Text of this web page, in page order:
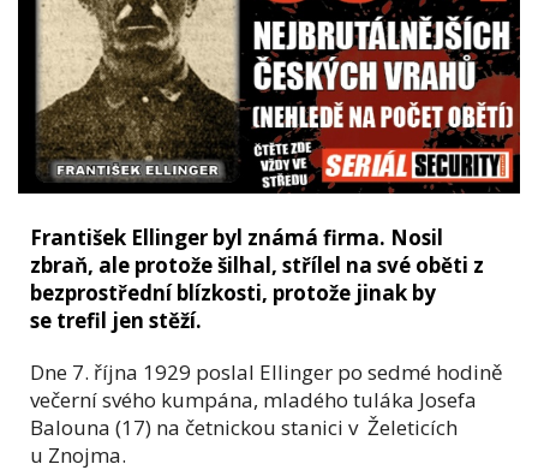
František Ellinger byl známá firma. Nosil
zbraň, ale protože šilhal, střílel na své oběti z
bezprostřední blízkosti, protože jinak by
se trefil jen stěží.
Dne 7. října 1929 poslal Ellinger po sedmé hodině
večerní svého kumpána, mladého tuláka Josefa
Balouna (17) na četnickou stanici v Želeticích
u Znojma.